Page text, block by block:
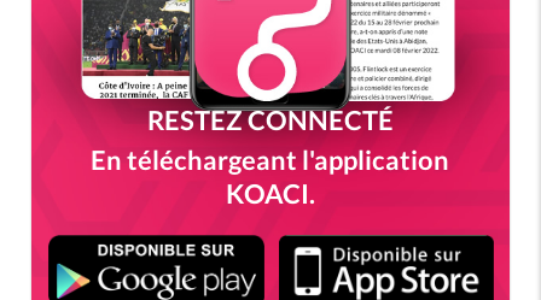
RESTEZ CONNECTÉ
En téléchargeant l'application
KOACI.